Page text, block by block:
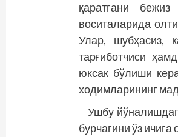
қаратгани
воситаларида
Улар, шубҳасиз,
тарғиботчиси
юксак бўлиши
ходимларининг
Ушбу
бурчагини ўз